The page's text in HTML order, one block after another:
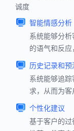
诚度
智能情感分析
系统能够分
的语气和反
历史记录和预
系统能够追
求，从而为
个性化建议
基于客户的